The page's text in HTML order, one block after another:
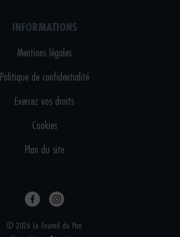
INFORMATIONS
Mentions légales
Politique de confidentialité
Exercez vos droits
Cookies
Plan du site
© 2026 Le Fournil du Parc